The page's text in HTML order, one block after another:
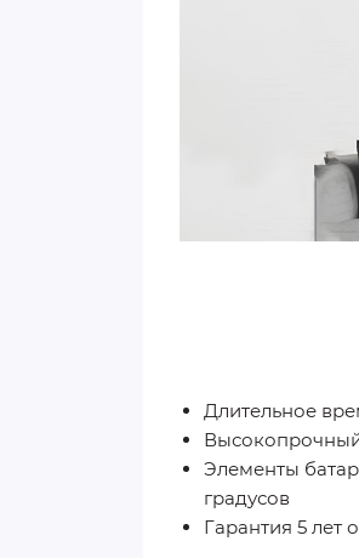
Длительное
Элементы
градусов
Гарантия 5 лет